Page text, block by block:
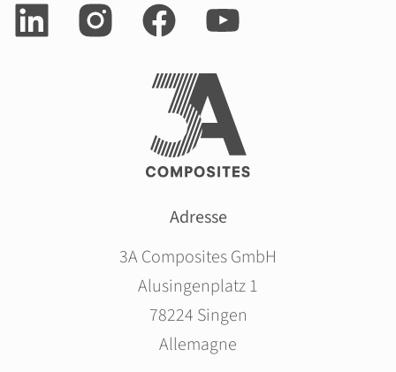
Adresse
3A Composites GmbH
Alusingenplatz 1
78224 Singen
Allemagne